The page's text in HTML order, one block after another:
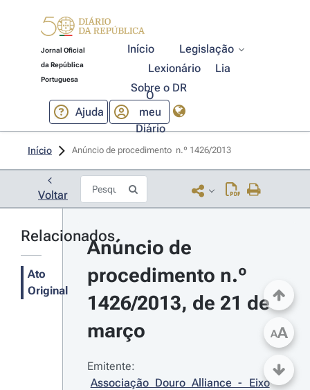
Jornal Oficial
da República
Portuguesa
Início
Legislação
Lexionário
Lia
Sobre o DR
Ajuda
O
meu
Diário
Início Anúncio de procedimento  n.º 1426/2013
Voltar
Relacionados
Ato
Original
Anúncio de
procedimento n.º
1426/2013, de 21 de
março
Emitente:
Associação Douro Alliance - Eixo
AA